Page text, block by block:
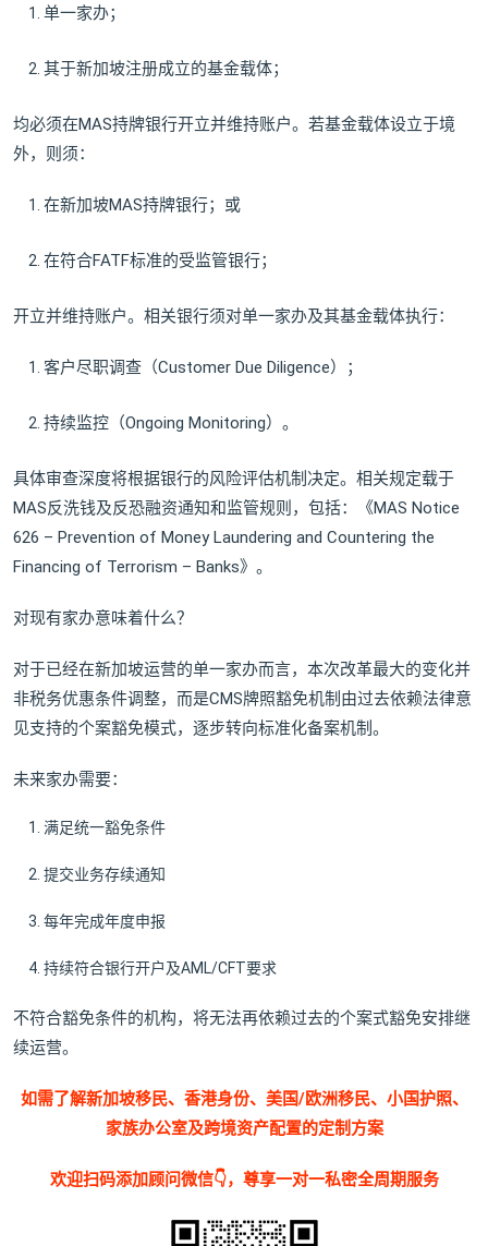
单一家办；
其于新加坡注册成立的基金载体；
均必须在MAS持牌银行开立并维持账户。若基金载体设立于境
外，则须：
在新加坡MAS持牌银行；或
在符合FATF标准的受监管银行；
开立并维持账户。相关银行须对单一家办及其基金载体执行：
客户尽职调查（Customer Due Diligence）；
持续监控（Ongoing Monitoring）。
具体审查深度将根据银行的风险评估机制决定。相关规定载于
MAS反洗钱及反恐融资通知和监管规则，包括：《MAS Notice
626 – Prevention of Money Laundering and Countering the
Financing of Terrorism – Banks》。
对现有家办意味着什么？
对于已经在新加坡运营的单一家办而言，本次改革最大的变化并
非税务优惠条件调整，而是CMS牌照豁免机制由过去依赖法律意
见支持的个案豁免模式，逐步转向标准化备案机制。
未来家办需要：
满足统一豁免条件
提交业务存续通知
每年完成年度申报
持续符合银行开户及AML/CFT要求
不符合豁免条件的机构，将无法再依赖过去的个案式豁免安排继
续运营。
如需了解新加坡移民、香港身份、美国/欧洲移民、小国护照、
家族办公室及跨境资产配置的定制方案
欢迎扫码添加顾问微信👇，尊享一对一私密全周期服务